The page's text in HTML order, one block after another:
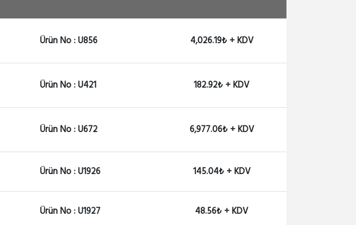
Ürün No : U856 4,026.19₺ + KDV
Ürün No : U421 182.92₺ + KDV
Ürün No : U672 6,977.06₺ + KDV
Ürün No : U1926 145.04₺ + KDV
Ürün No : U1927 48.56₺ + KDV